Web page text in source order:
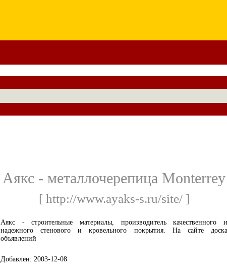
Aякс - металлочерепица Monterrey
[ http://www.ayaks-s.ru/site/ ]
Аякс - строительные материалы, производитель качественного и
надежного стенового и кровельного покрытия. На сайте доска
объявлений
Добавлен: 2003-12-08